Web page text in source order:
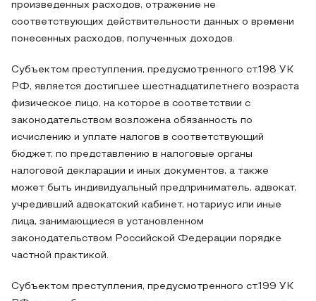
произведенных расходов, отражение не
соответствующих действительности данных о времени
понесенных расходов, полученных доходов.
Субъектом преступления, предусмотренного ст.198 УК
РФ, является достигшее шестнадцатилетнего возраста
физическое лицо, на которое в соответствии с
законодательством возложена обязанность по
исчислению и уплате налогов в соответствующий
бюджет, по представлению в налоговые органы
налоговой декларации и иных документов, а также
может быть индивидуальный предприниматель, адвокат,
учредивший адвокатский кабинет, нотариус или иные
лица, занимающиеся в установленном
законодательством Российской Федерации порядке
частной практикой.
Субъектом преступления, предусмотренного ст.199 УК